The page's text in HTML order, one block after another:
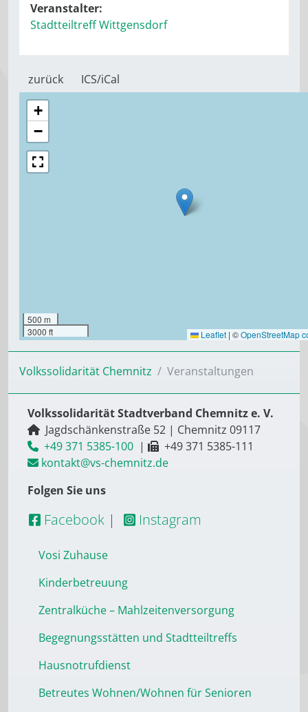
Veranstalter:
Stadtteiltreff Wittgensdorf
zurück ICS/iCal
+
−
500 m
3000 ft
Leaflet | ©OpenStreetMap
Volkssolidarität Chemnitz Veranstaltungen
Volkssolidarität Stadtverband Chemnitz e. V.
Jagdschänkenstraße 52 | Chemnitz 09117
+49 371 5385-100 |
+49 371 5385-111
kontakt@vs-chemnitz.de
Folgen Sie uns
Facebook | Instagram
Vosi Zuhause
Kinderbetreuung
Zentralküche – Mahlzeitenversorgung
Begegnungsstätten und Stadtteiltreffs
Hausnotrufdienst
Betreutes Wohnen/Wohnen für Senioren